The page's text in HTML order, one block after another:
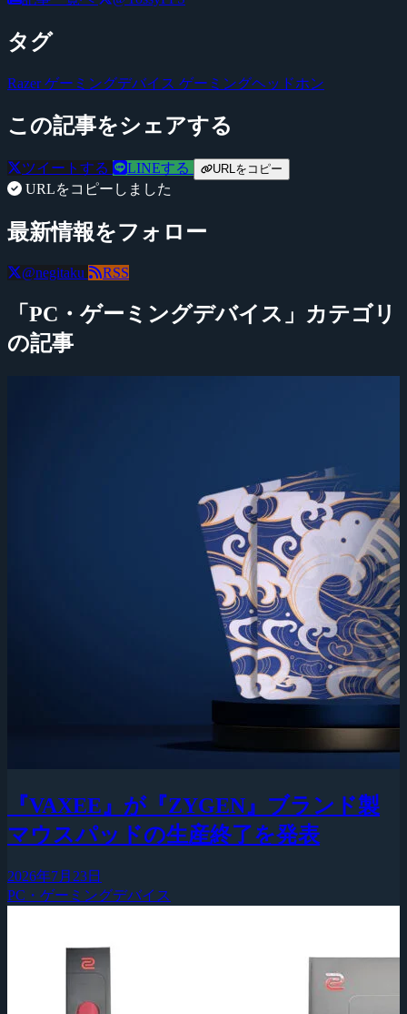
タグ
Razerゲーミングデバイス ゲーミングヘッドホン
この記事をシェアする
ツイートする LINEする URLをコピー
URLをコピーしました
最新情報をフォロー
@negitaku RSS
「PC・ゲーミングデバイス」カテゴリ
の記事
『VAXEE』が『ZYGEN』ブランド製
マウスパッドの生産終了を発表
2026年7月23日
PC・ゲーミングデバイス